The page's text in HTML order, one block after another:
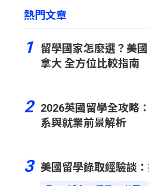
熱門文章
1
留學國家怎麼選？美
拿大 全方位比較指南
2
2026英國留學全攻略
系與就業前景解析
3 美國留學錄取經驗談